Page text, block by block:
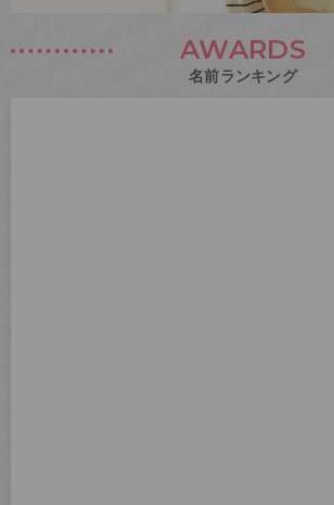
AWARDS
名前ランキング